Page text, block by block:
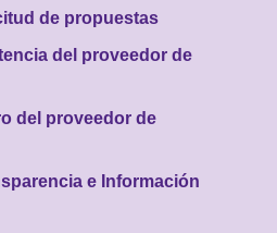
de propuestas
del proveedor de
del proveedor de
e Información